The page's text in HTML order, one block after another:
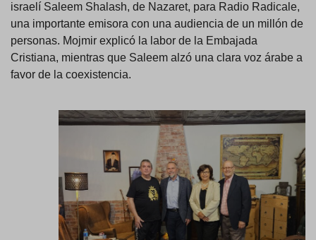
israelí Saleem Shalash, de Nazaret, para Radio Radicale,
una importante emisora con una audiencia de un millón de
personas. Mojmir explicó la labor de la Embajada
Cristiana, mientras que Saleem alzó una clara voz árabe a
favor de la coexistencia.